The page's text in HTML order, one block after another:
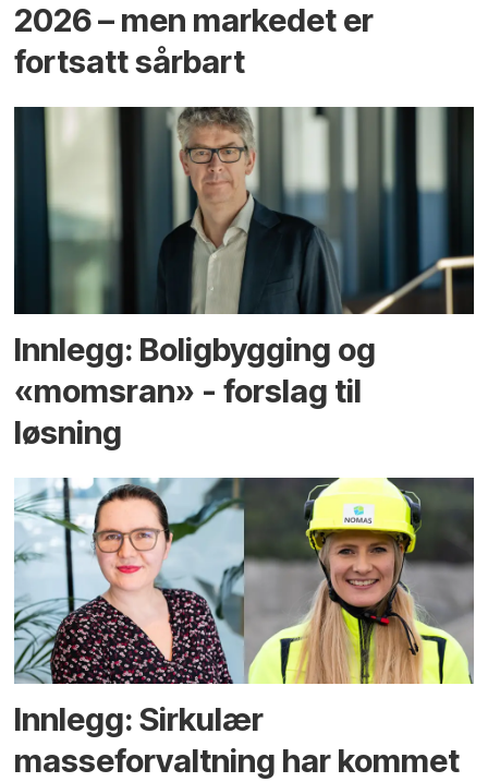
2026 – men markedet er
fortsatt sårbart
Innlegg: Boligbygging og
«momsran» - forslag til
løsning
Innlegg: Sirkulær
masseforvaltning har kommet